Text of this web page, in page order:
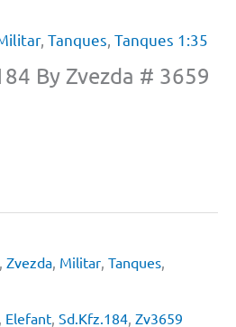
, Tanques, Tanques 1:35
By Zvezda # 3659
Zvezda Militar Tanques
Elefant Sd.Kfz.184 Zv3659